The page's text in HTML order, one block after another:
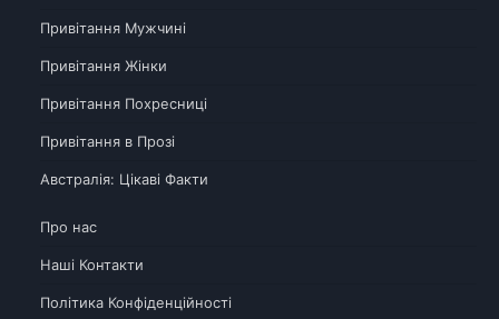
Привітання Мужчині
Привітання Жінки
Привітання Похресниці
Привітання в Прозі
Австралія: Цікаві Факти
Про нас
Наші Контакти
Політика Конфіденційності